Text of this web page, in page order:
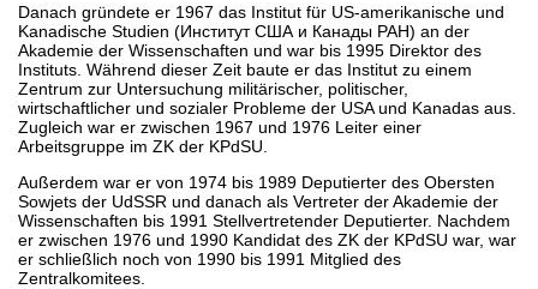
Danach gründete er 1967 das Institut für US-amerikanische und
Kanadische Studien (Институт США и Канады РАН) an der
Akademie der Wissenschaften und war bis 1995 Direktor des
Instituts. Während dieser Zeit baute er das Institut zu einem
Zentrum zur Untersuchung militärischer, politischer,
wirtschaftlicher und sozialer Probleme der USA und Kanadas aus.
Zugleich war er zwischen 1967 und 1976 Leiter einer
Arbeitsgruppe im ZK der KPdSU.
Außerdem war er von 1974 bis 1989 Deputierter des Obersten
Sowjets der UdSSR und danach als Vertreter der Akademie der
Wissenschaften bis 1991 Stellvertretender Deputierter. Nachdem
er zwischen 1976 und 1990 Kandidat des ZK der KPdSU war, war
er schließlich noch von 1990 bis 1991 Mitglied des
Zentralkomitees.